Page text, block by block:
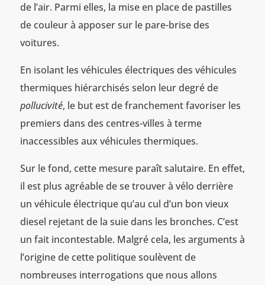
de l’air. Parmi elles, la mise en place de pastilles
de couleur à apposer sur le pare-brise des
voitures.
En isolant les véhicules électriques des véhicules
thermiques hiérarchisés selon leur degré de
pollucivité, le but est de franchement favoriser les
premiers dans des centres-villes à terme
inaccessibles aux véhicules thermiques.
Sur le fond, cette mesure paraît salutaire. En effet,
il est plus agréable de se trouver à vélo derrière
un véhicule électrique qu’au cul d’un bon vieux
diesel rejetant de la suie dans les bronches. C’est
un fait incontestable. Malgré cela, les arguments à
l’origine de cette politique soulèvent de
nombreuses interrogations que nous allons